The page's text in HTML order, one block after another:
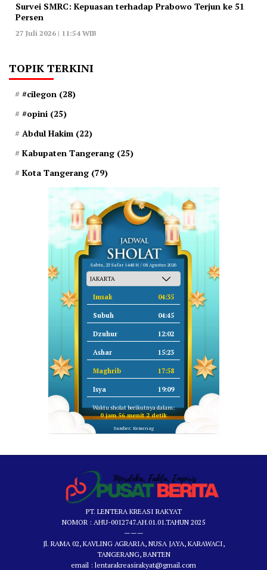
‎Survei SMRC: Kepuasan terhadap Prabowo Terjun ke 51
Persen
27 Juli 2026 | 11:54 WIB
TOPIK TERKINI
#cilegon (28)
#opini (25)
Abdul Hakim (22)
Kabupaten Tangerang (25)
Kota Tangerang (79)
Sabtu, 23 Safar 1448 H / 08 Agustus 2026
Imsak 04:35
Subuh 04:45
Dzuhur 12:02
Ashar 15:23
Maghrib 17:58
Isya 19:09
Waktu sholat berikutnya dalam:
0 jam 56 menit 2 detik
Sumber: Kemenag
PT. LENTERA KREASI RAKYAT
NOMOR : AHU-0012747.AH.01.01.TAHUN 2025
———
Jl. RAMA 02, KAVLING AGRARIA, NUSA JAYA, KARAWACI,
TANGERANG, BANTEN
email : lentarakreasirakyat@gmail.com